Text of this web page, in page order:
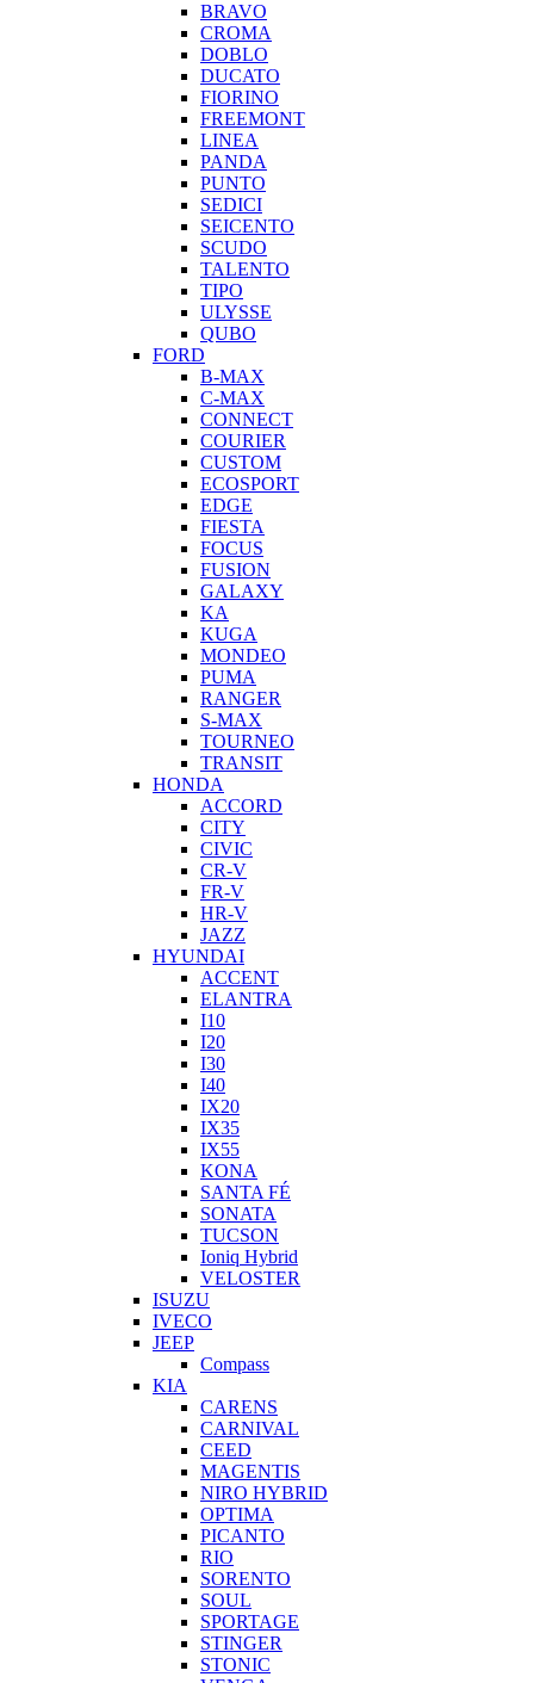
BRAVO
CROMA
DOBLO
DUCATO
FIORINO
FREEMONT
LINEA
PANDA
PUNTO
SEDICI
SEICENTO
SCUDO
TALENTO
TIPO
ULYSSE
QUBO
FORD
B-MAX
C-MAX
CONNECT
COURIER
CUSTOM
ECOSPORT
EDGE
FIESTA
FOCUS
FUSION
GALAXY
KA
KUGA
MONDEO
PUMA
RANGER
S-MAX
TOURNEO
TRANSIT
HONDA
ACCORD
CITY
CIVIC
CR-V
FR-V
HR-V
JAZZ
HYUNDAI
ACCENT
ELANTRA
I10
I20
I30
I40
IX20
IX35
IX55
KONA
SANTA FÉ
SONATA
TUCSON
Ioniq Hybrid
VELOSTER
ISUZU
IVECO
JEEP
Compass
KIA
CARENS
CARNIVAL
CEED
MAGENTIS
NIRO HYBRID
OPTIMA
PICANTO
RIO
SORENTO
SOUL
SPORTAGE
STINGER
STONIC